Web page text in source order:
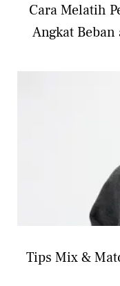
Cara Melatih
Angkat
Tips Mix &